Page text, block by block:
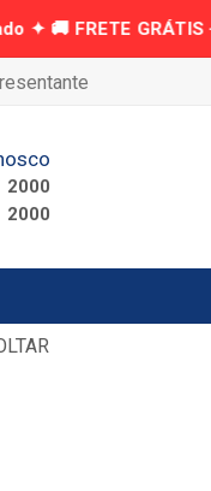
2000
2000